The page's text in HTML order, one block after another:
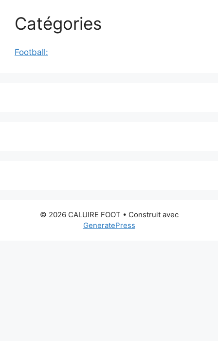
Catégories
Football:
© 2026 CALUIRE FOOT • Construit avec
GeneratePress